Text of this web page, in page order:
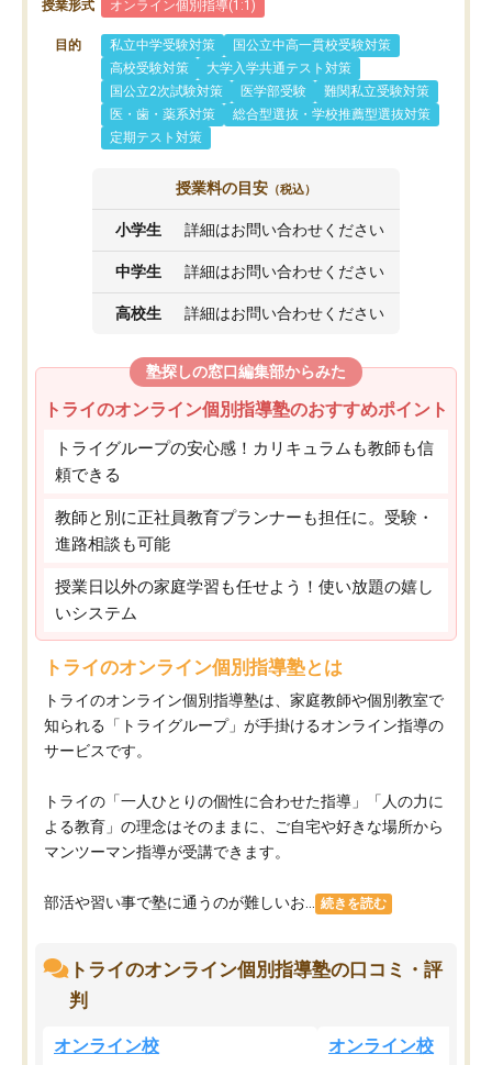
授業形式 オンライン個別指導(1:1)
目的 私立中学受験対策
国公立中高一貫校受験対策
高校受験対策
大学入学共通テスト対策
国公立2次試験対策
医学部受験
難関私立受験対策
医・歯・薬系対策
総合型選抜・学校推薦型選抜対策
定期テスト対策
授業料の目安 （税込）
小学生 詳細はお問い合わせください
中学生 詳細はお問い合わせください
高校生 詳細はお問い合わせください
塾探しの窓口編集部からみた
トライのオンライン個別指導塾のおすすめポイント
トライグループの安心感！カリキュラムも教師も信
頼できる
教師と別に正社員教育プランナーも担任に。受験・
進路相談も可能
授業日以外の家庭学習も任せよう！使い放題の嬉し
いシステム
トライのオンライン個別指導塾とは
トライのオンライン個別指導塾は、家庭教師や個別教室で
知られる「トライグループ」が手掛けるオンライン指導の
サービスです。
トライの「一人ひとりの個性に合わせた指導」「人の力に
よる教育」の理念はそのままに、ご自宅や好きな場所から
マンツーマン指導が受講できます。
部活や習い事で塾に通うのが難しいお... 続きを読む
トライのオンライン個別指導塾の口コミ・評
判
オンライン校 オンライン校